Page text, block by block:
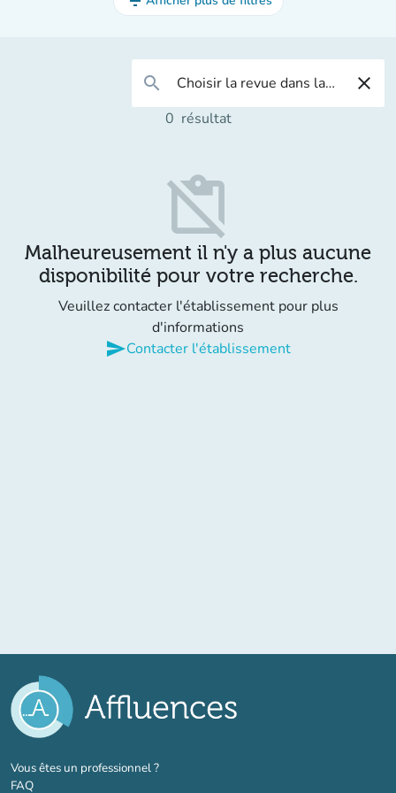
search close
0 résultat
content_paste_off
Malheureusement il n'y a plus aucune
disponibilité pour votre recherche.
Veuillez contacter l'établissement pour plus
d'informations
sendContacter l'établissement
Vous êtes un professionnel ?(nouvel onglet)
FAQ